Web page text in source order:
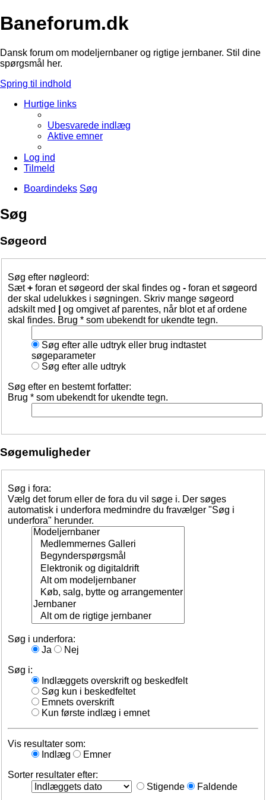
Baneforum.dk
Dansk forum om modeljernbaner og rigtige jernbaner. Stil dine
spørgsmål her.
Spring til indhold
Hurtige links
Ubesvarede indlæg
Aktive emner
Log ind
Tilmeld
Boardindeks Søg
Søg
Søgeord
Søg efter nøgleord:
Sæt+ foran et søgeord der skal findes og - foran et søgeord
der skal udelukkes i søgningen. Skriv mange søgeord
adskilt med
og omgivet af parentes, når blot et af ordene
skal findes. Brug * som ubekendt for ukendte tegn.
Søg efter alle udtryk eller brug indtastet
søgeparameter
Søg efter alle udtryk
Søg efter en bestemt forfatter:
Brug * som ubekendt for ukendte tegn.
Søgemuligheder
Søg i fora:
Vælg det forum eller de fora du vil søge i. Der søges
automatisk i underfora medmindre du fravælger "Søg i
underfora" herunder.
Søg i underfora:
Ja
Nej
Søg i:
Indlæggets overskrift og beskedfelt
Søg kun i beskedfeltet
Emnets overskrift
Kun første indlæg i emnet
Vis resultater som:
Indlæg
Emner
Sorter resultater efter:
Stigende
Faldende